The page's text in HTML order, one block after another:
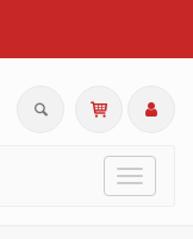
Toggle